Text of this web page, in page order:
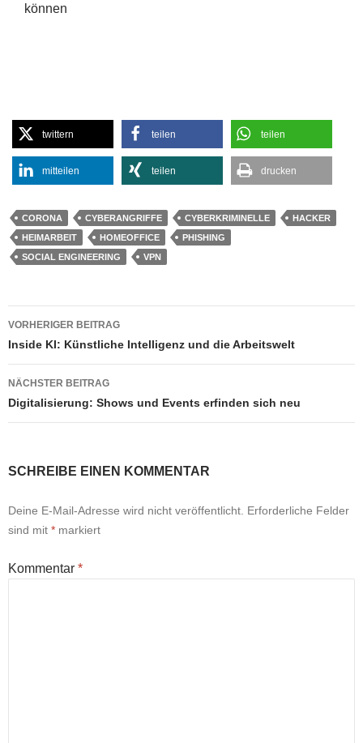
können
twittern teilen teilen
mitteilen teilen drucken
CORONA CYBERANGRIFFE CYBERKRIMINELLE
HACKER
HEIMARBEIT
HOMEOFFICE
PHISHING
SOCIAL ENGINEERING
VPN
Beitragsnavigation
VORHERIGER BEITRAG
Inside KI: Künstliche Intelligenz und die Arbeitswelt
NÄCHSTER BEITRAG
Digitalisierung: Shows und Events erfinden sich neu
SCHREIBE EINEN KOMMENTAR
Deine E-Mail-Adresse wird nicht veröffentlicht. Erforderliche Felder
sind mit * markiert
Kommentar *